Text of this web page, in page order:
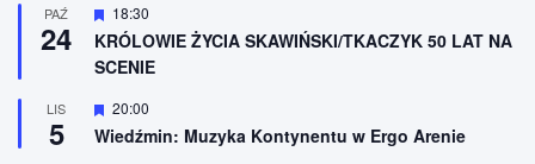
eż
n
i
o
e
PAŹ
24
W
y
r
ó
n
i
o
18:30
KRÓLOWIE ŻYCIA SKAWIŃSKI/TKACZYK 50 LAT NA
SCENIE
LIS
5
W
y
r
20:00
Wiedźmin: Muzyka Kontynentu w Ergo Arenie